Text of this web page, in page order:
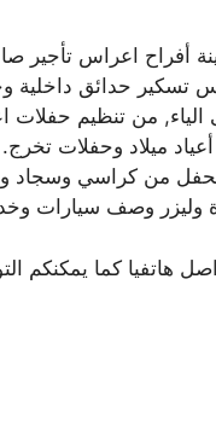
أفراح اعراس
حدائق داخلية
الياء, من تنظيم
ميلاد وحفلات تخرج.
وليزر وصف سيارات
هاتفيا كما يمكنكم